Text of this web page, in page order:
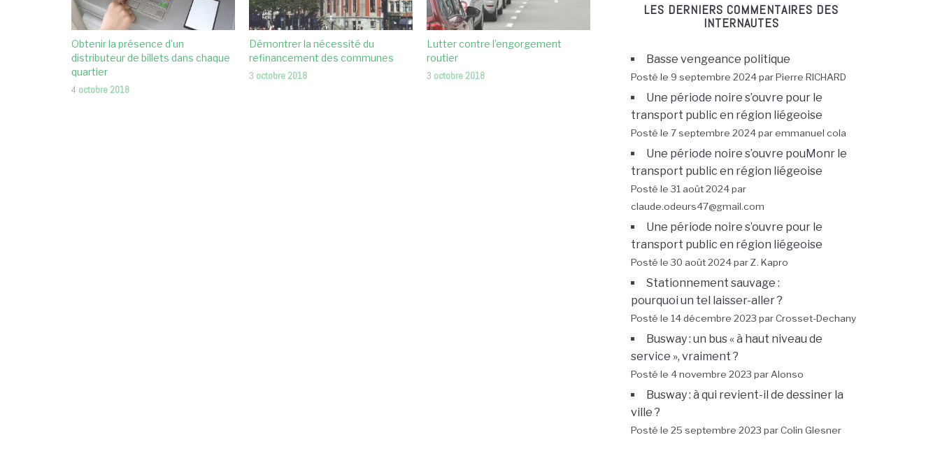
Obtenir la présence d’un
distributeur de billets dans chaque
quartier
4 octobre 2018
Démontrer la nécessité du
refinancement des communes
3 octobre 2018
Lutter contre l’engorgement
routier
3 octobre 2018
LES DERNIERS COMMENTAIRES DES
INTERNAUTES
Basse vengeance politique
Posté le 9 septembre 2024 par Pierre RICHARD
Une période noire s’ouvre pour le
transport public en région liégeoise
Posté le 7 septembre 2024 par emmanuel cola
Une période noire s’ouvre pouMonr le
transport public en région liégeoise
Posté le 31 août 2024 par
claude.odeurs47@gmail.com
Une période noire s’ouvre pour le
transport public en région liégeoise
Posté le 30 août 2024 par Z. Kapro
Stationnement sauvage :
pourquoi un tel laisser-aller ?
Posté le 14 décembre 2023 par Crosset-Dechany
Busway : un bus « à haut niveau de
service », vraiment ?
Posté le 4 novembre 2023 par Alonso
Busway : à qui revient-il de dessiner la
ville ?
Posté le 25 septembre 2023 par Colin Glesner